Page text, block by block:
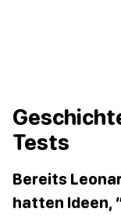
Tests
Bereits
hatten Ideen,